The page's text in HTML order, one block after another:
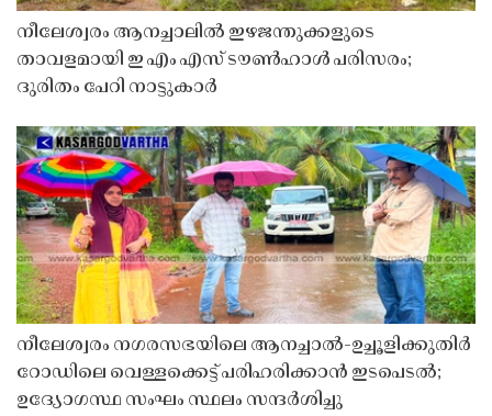
നീലേശ്വരം ആനച്ചാലിൽ ഇഴജന്തുക്കളുടെ
താവളമായി ഇ എം എസ് ടൗൺഹാൾ പരിസരം;
ദുരിതം പേറി നാട്ടുകാർ
നീലേശ്വരം നഗരസഭയിലെ ആനച്ചാൽ-ഉച്ചൂളിക്കുതിർ
റോഡിലെ വെള്ളക്കെട്ട് പരിഹരിക്കാൻ ഇടപെടൽ;
ഉദ്യോഗസ്ഥ സംഘം സ്ഥലം സന്ദർശിച്ചു